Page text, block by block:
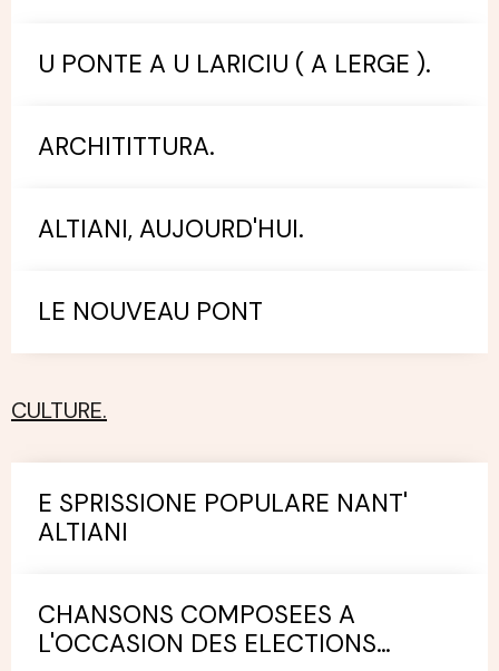
U PONTE A U LARICIU ( A LERGE ).
ARCHITITTURA.
ALTIANI, AUJOURD'HUI.
LE NOUVEAU PONT
CULTURE.
E SPRISSIONE POPULARE NANT'
ALTIANI
CHANSONS COMPOSEES A
L'OCCASION DES ELECTIONS